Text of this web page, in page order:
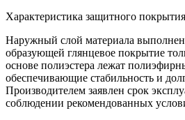
Характеристика защитного покрытия
Наружный слой материала
образующей глянцевое покрытие
основе полиэстера лежат
обеспечивающие стабильность и
Производителем заявлен срок
соблюдении рекомендованных